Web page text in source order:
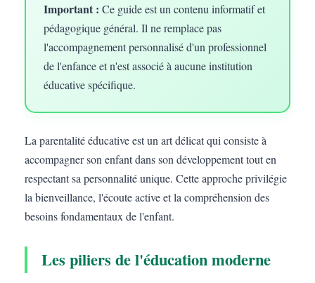
Important : Ce guide est un contenu informatif et
pédagogique général. Il ne remplace pas
l'accompagnement personnalisé d'un professionnel
de l'enfance et n'est associé à aucune institution
éducative spécifique.
La parentalité éducative est un art délicat qui consiste à
accompagner son enfant dans son développement tout en
respectant sa personnalité unique. Cette approche privilégie
la bienveillance, l'écoute active et la compréhension des
besoins fondamentaux de l'enfant.
Les piliers de l'éducation moderne